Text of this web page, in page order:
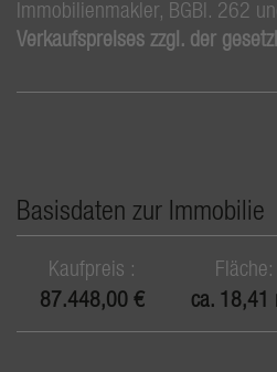
Immobilienmakler, BGBl. 262
Verkaufspreises zzgl. der
Basisdaten zur Immobilie
Kaufpreis
87.448,00 €
Fläche
ca. 18,41